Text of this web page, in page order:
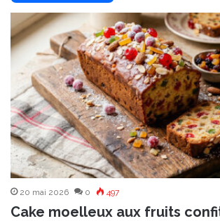
20 mai 2026 0 497
Cake moelleux aux fruits